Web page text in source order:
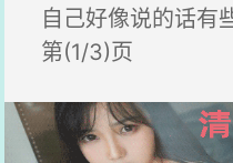
自己好像说的话有
第(1/3)页